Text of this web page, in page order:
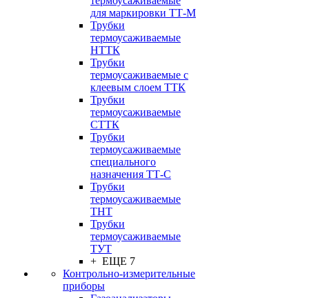
для маркировки ТТ-М
Трубки
термоусаживаемые
НTТК
Трубки
термоусаживаемые с
клеевым слоем TТК
Трубки
термоусаживаемые
СTТК
Трубки
термоусаживаемые
специального
назначения ТТ-С
Трубки
термоусаживаемые
ТНТ
Трубки
термоусаживаемые
ТУТ
+ ЕЩЕ 7
Контрольно-измерительные
приборы